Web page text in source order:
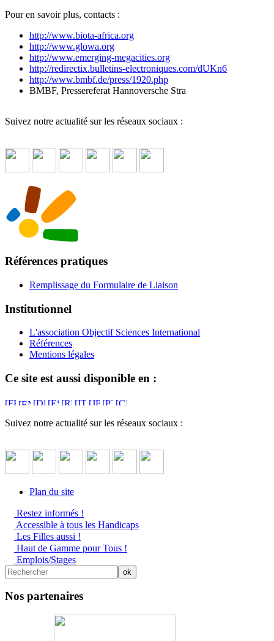
Pour en savoir plus, contacts :
http://www.biota-africa.org
http://www.glowa.org
http://www.emerging-megacities.org
http://redirectix.bulletins-electroniques.com/dUKn6
http://www.bmbf.de/press/1920.php
BMBF, Pressereferat Hannoversche Stra
Suivez notre actualité sur les réseaux sociaux :
Références pratiques
Remplissage du Formulaire de Liaison
Institutionnel
L'association Objectif Sciences International
Références
Mentions légales
Ce site est aussi disponible en :
Suivez notre actualité sur les réseaux sociaux :
Plan du site
Restez informés !
Accessible à tous les Handicaps
Les Filles aussi !
Haut de Gamme pour Tous !
Emplois/Stages
Nos partenaires